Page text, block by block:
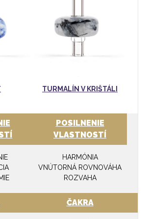
TURMALÍN V KRIŠTÁLI
POSILNENIE
VLASTNOSTÍ
HARMÓNIA
VNÚTORNÁ ROVNOVÁHA
ROZVAHA
ČAKRA